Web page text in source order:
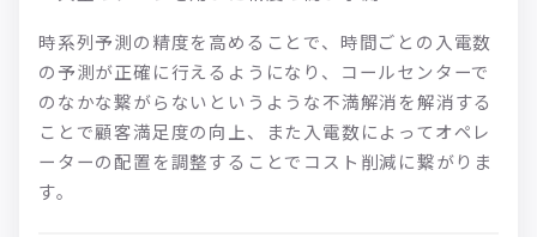
時系列予測の精度を高めることで、時間ごとの入電数
の予測が正確に行えるようになり、コールセンターで
のなかな繋がらないというような不満解消を解消する
ことで顧客満足度の向上、また入電数によってオペレ
ーターの配置を調整することでコスト削減に繋がりま
す。